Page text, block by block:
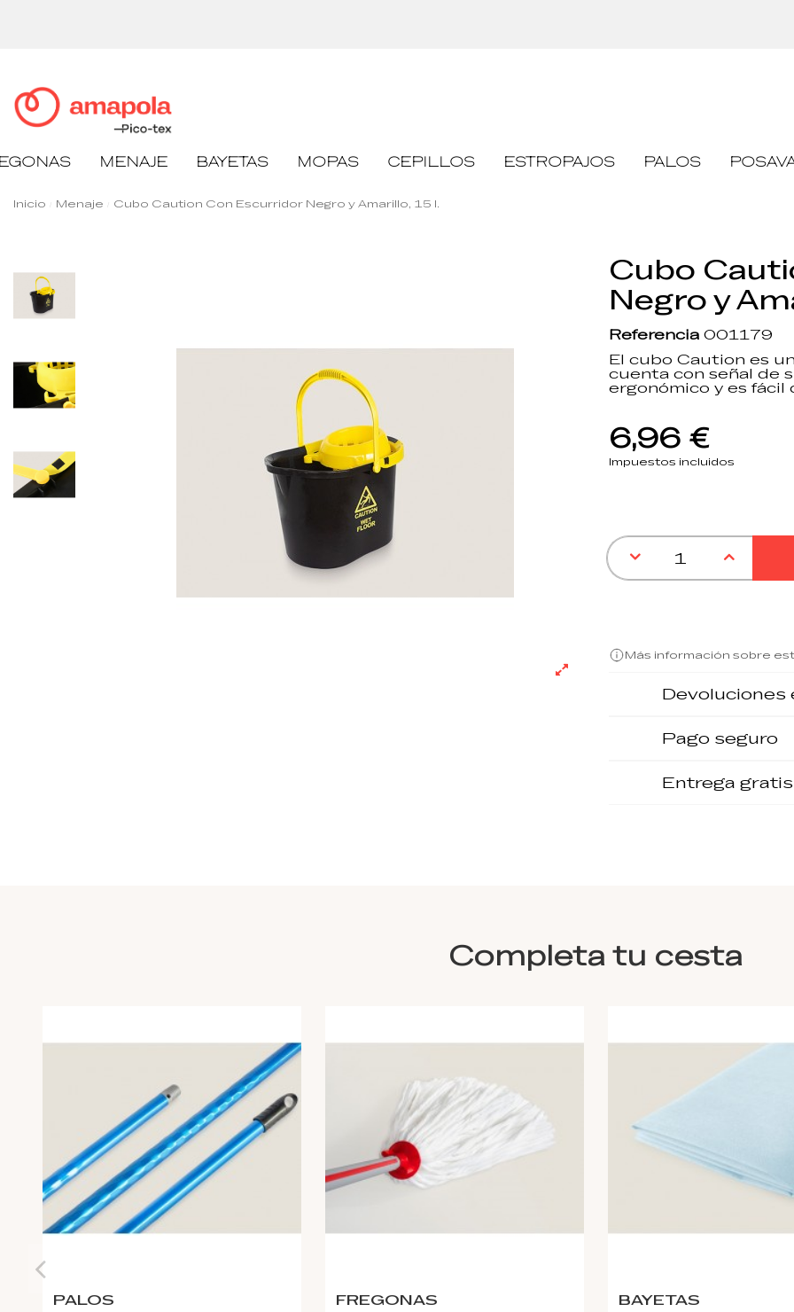
MENAJE BAYETAS MOPAS CEPILLOS ESTROPAJOS PALOS
Inicio Menaje Cubo Caution Con Escurridor Negro y Amarillo, 15 l.
Cubo
Negro y
Referencia 001179
El cubo Caution es
cuenta con señal de
ergonómico y es fácil
6,96 €
Impuestos incluidos
Más información sobre
Devoluciones
Pago seguro
Entrega
Completa tu cesta
PALOS FREGONAS BAYETAS